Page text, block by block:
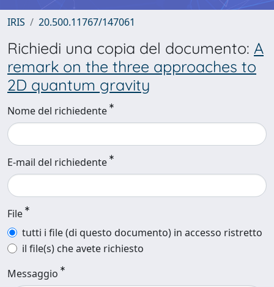
IRIS 20.500.11767/147061
Richiedi una copia del documento: A
remark on the three approaches to
2D quantum gravity
Nome del richiedente
E-mail del richiedente
File
tutti i file (di questo documento) in accesso ristretto
il file(s) che avete richiesto
Messaggio